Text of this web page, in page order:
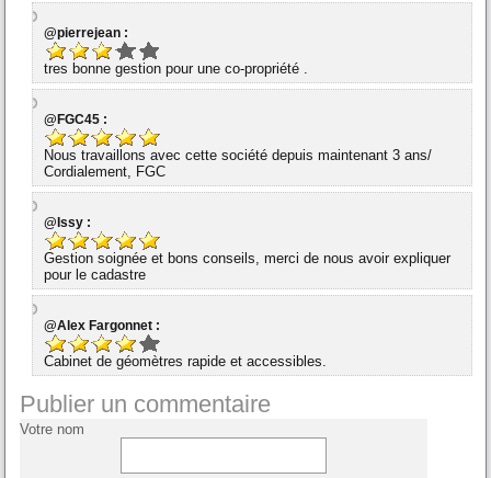
@pierrejean :
tres bonne gestion pour une co-propriété .
@FGC45 :
Nous travaillons avec cette société depuis maintenant 3 ans/
Cordialement, FGC
@Issy :
Gestion soignée et bons conseils, merci de nous avoir expliquer
pour le cadastre
@Alex Fargonnet :
Cabinet de géomètres rapide et accessibles.
Publier un commentaire
Votre nom